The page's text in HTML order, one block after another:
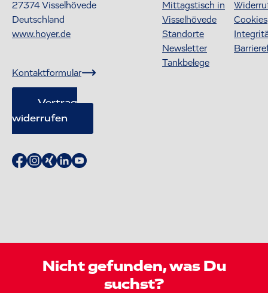
27374Visselhövede
Deutschland
www.hoyer.de
Kontaktformular
Vertrag
widerrufen
Mittagstisch in
Visselhövede
Standorte
Newsletter
Tankbelege
Cookies
Nicht gefunden, was Du
suchst?